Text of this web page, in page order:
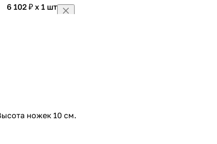
6 102 ₽ x 1 шт
ножек 10 см.